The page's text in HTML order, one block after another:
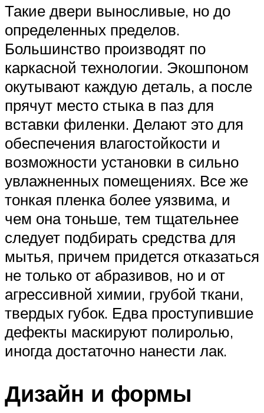
Такие двери выносливые, но до
определенных пределов.
Большинство производят по
каркасной технологии. Экошпоном
окутывают каждую деталь, а после
прячут место стыка в паз для
вставки филенки. Делают это для
обеспечения влагостойкости и
возможности установки в сильно
увлажненных помещениях. Все же
тонкая пленка более уязвима, и
чем она тоньше, тем тщательнее
следует подбирать средства для
мытья, причем придется отказаться
не только от абразивов, но и от
агрессивной химии, грубой ткани,
твердых губок. Едва проступившие
дефекты маскируют полиролью,
иногда достаточно нанести лак.
Дизайн и формы